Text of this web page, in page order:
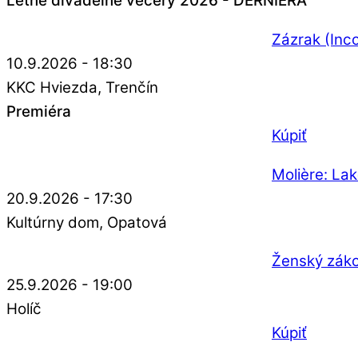
Zázrak
10.9.2026 - 18:30
KKC Hviezda Trenčín
Premiéra
Kúpiť
Molière:
20.9.2026 - 17:30
Kultúrny dom Opatová
Ženský
25.9.2026 - 19:00
Holíč
Kúpiť